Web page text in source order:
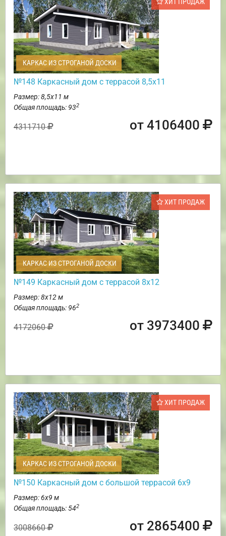
КАРКАС ИЗ СТРОГАНОЙ ДОСКИ
№148 Каркасный дом с террасой 8,5х11
Размер: 8,5х11 м
Общая площадь: 932
4311710 от 4106400
ХИТ ПРОДАЖ
КАРКАС ИЗ СТРОГАНОЙ ДОСКИ
№149 Каркасный дом с террасой 8х12
Размер: 8х12 м
Общая площадь: 962
4172060 от 3973400
ХИТ ПРОДАЖ
КАРКАС ИЗ СТРОГАНОЙ ДОСКИ
№150 Каркасный дом с большой террасой 6х9
Размер: 6х9 м
Общая площадь: 542
3008660 от 2865400